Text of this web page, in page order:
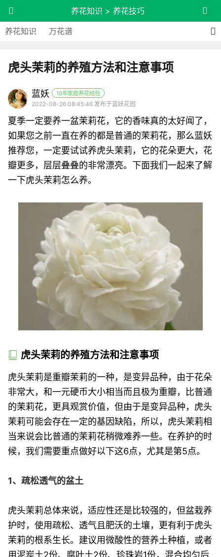
养花知识 >养花技巧
养花知识 万花谱
虎头茉莉的养殖方法和注意事项
蓝妖 10年家庭养花经验
2022-08-26 08:45:46 发布于蓝妖花园
夏季一定要养一盆茉莉花，它的香味真的太好闻了，
如果您之前一直在养的都是普通的茉莉花，那么蓝妖
推荐您，一定要试试养虎头茉莉，它的花朵更大，花
瓣更多，层层叠叠的非常漂亮。下面我们一起来了解
一下虎头茉莉怎么养。
虎头茉莉的养殖方法和注意事项
虎头茉莉是重瓣茉莉的一种，是变异品种，由于花朵
非常大，和一元硬币大小相当而且极为重瓣，比普通
的茉莉花，更具观赏价值，但由于是变异品种，虎头
茉莉可能会存在一定的基因缺陷，所以，虎头茉莉相
当来说会比普通的茉莉花稍微难养一些。在养护的时
候，我们需要重点做好以下这6点，尤其是第5点。
1、疏松透气的盆土
虎头茉莉总体来说，适应性还是比较强的，但盆栽养
护时，使用疏松、透气且肥沃的土壤，更有利于虎头
茉莉的根系生长。建议用微酸性的营养土种植，或者
用泥炭土2份、腐叶土2份、珍珠岩1份，混合均匀后